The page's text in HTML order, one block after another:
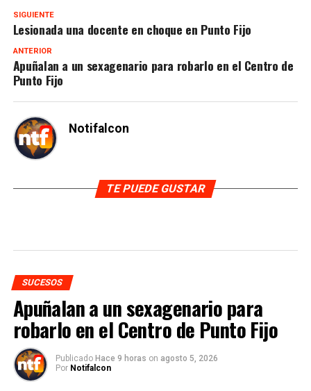
SIGUIENTE
Lesionada una docente en choque en Punto Fijo
ANTERIOR
Apuñalan a un sexagenario para robarlo en el Centro de
Punto Fijo
Notifalcon
TE PUEDE GUSTAR
SUCESOS
Apuñalan a un sexagenario para
robarlo en el Centro de Punto Fijo
Publicado Hace 9 horas on agosto 5, 2026
Por Notifalcon